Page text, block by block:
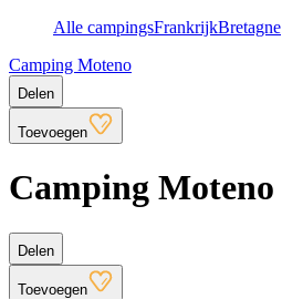
Alle campingsFrankrijkBretagne
Camping Moteno
Delen
Toevoegen
Camping Moteno
Delen
Toevoegen